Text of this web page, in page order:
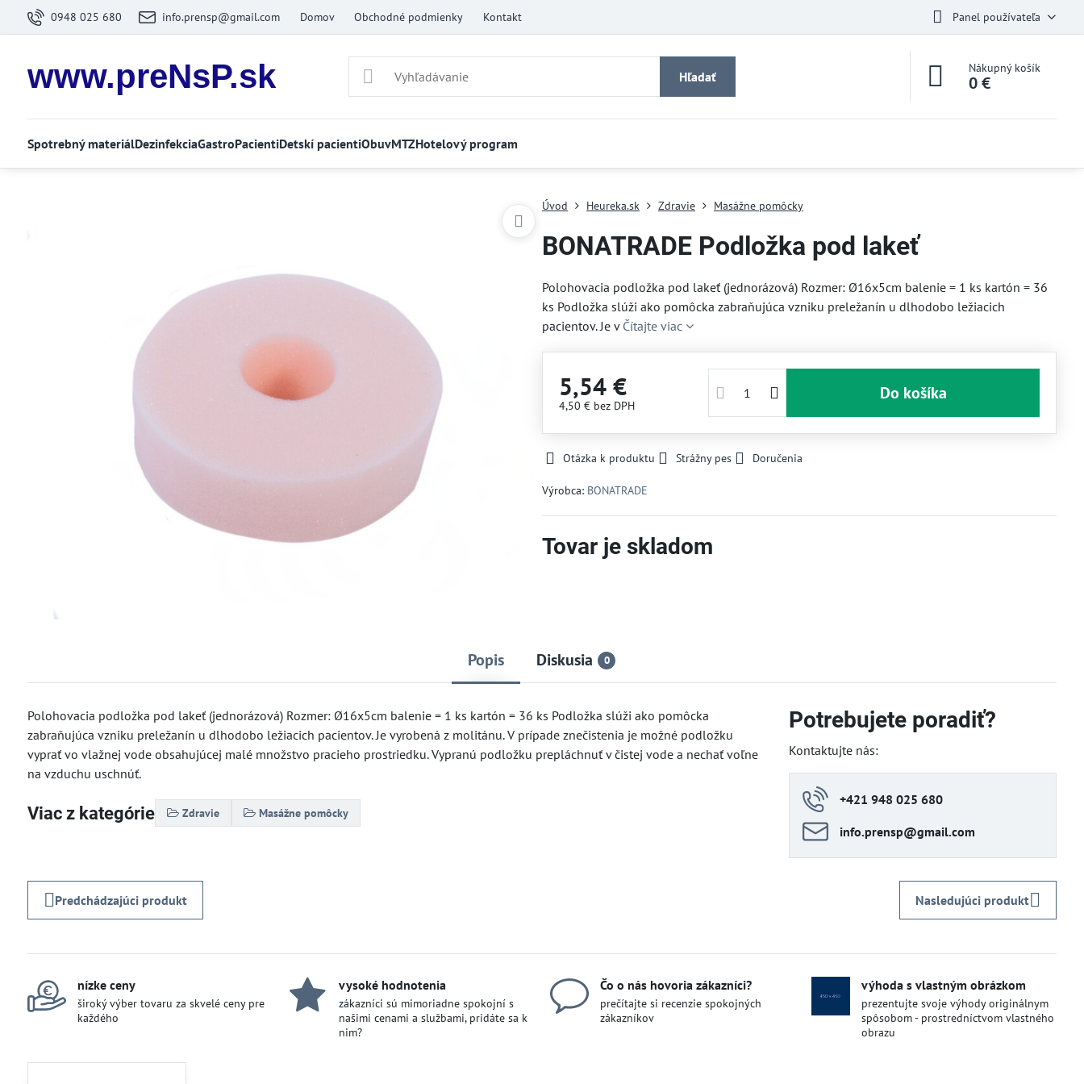
0948 025 680 info.prensp@gmail.com Domov Obchodné podmienky Kontakt Panel používateľa
www.preNsP.sk Hľadať
Nákupný košík
0 €
Spotrebný materiálDezinfekciaGastroPacientiDetskí pacientiObuvMTZHotelový program
Úvod Heureka.sk Zdravie Masážne pomôcky
BONATRADE Podložka pod lakeť
Polohovacia podložka pod lakeť (jednorázová) Rozmer: Ø16x5cm balenie = 1 ks kartón = 36
ks Podložka slúži ako pomôcka zabraňujúca vzniku preležanín u dlhodobo ležiacich
pacientov. Je v Čítajte viac
5,54 €
4,50 € bez DPH
Do košíka
Otázka k produktu Strážny pes Doručenia
Výrobca: BONATRADE
Tovar je skladom
Popis Diskusia 0
Polohovacia podložka pod lakeť (jednorázová) Rozmer: Ø16x5cm balenie = 1 ks kartón = 36 ks Podložka slúži ako pomôcka
zabraňujúca vzniku preležanín u dlhodobo ležiacich pacientov. Je vyrobená z molitánu. V prípade znečistenia je možné podložku
vyprať vo vlažnej vode obsahujúcej malé množstvo pracieho prostriedku. Vypranú podložku prepláchnuť v čistej vode a nechať voľne
na vzduchu uschnúť.
Viac z kategórie Zdravie Masážne pomôcky
Potrebujete poradiť?
Kontaktujte nás:
+421 948 025 680
info​.prensp​@gmail​.com
Predchádzajúci produkt Nasledujúci produkt
nízke ceny
široký výber tovaru za skvelé ceny pre
každého
vysoké hodnotenia
zákazníci sú mimoriadne spokojní s
našimi cenami a službami, pridáte sa k
nim?
Čo o nás hovoria zákazníci?
prečítajte si recenzie spokojných
zákazníkov
výhoda s vlastným obrázkom
prezentujte svoje výhody originálnym
spôsobom - prostredníctvom vlastného
obrazu